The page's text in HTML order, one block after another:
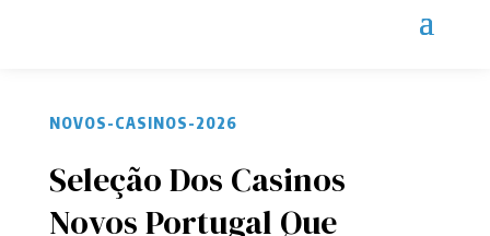
NOVOS-CASINOS-2026
Seleção Dos Casinos
Novos Portugal Que